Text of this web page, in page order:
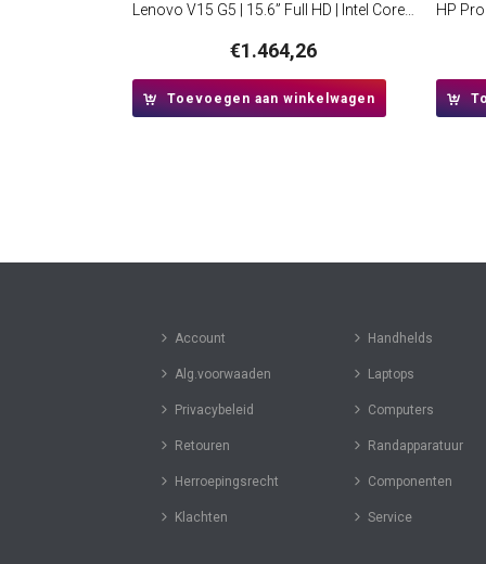
Lenovo V15 G5 | 15.6” Full HD | Intel Core i3-1315U | 8GB DDR5 | 512GB SSD | W11 Pro | Business Black
€1.464,26
Toevoegen aan winkelwagen
Account
Alg.voorwaaden
Privacybeleid
Retouren
Herroepingsrecht
Klachten
Handhelds
Laptops
Computers
Randapparatuur
Componenten
Service